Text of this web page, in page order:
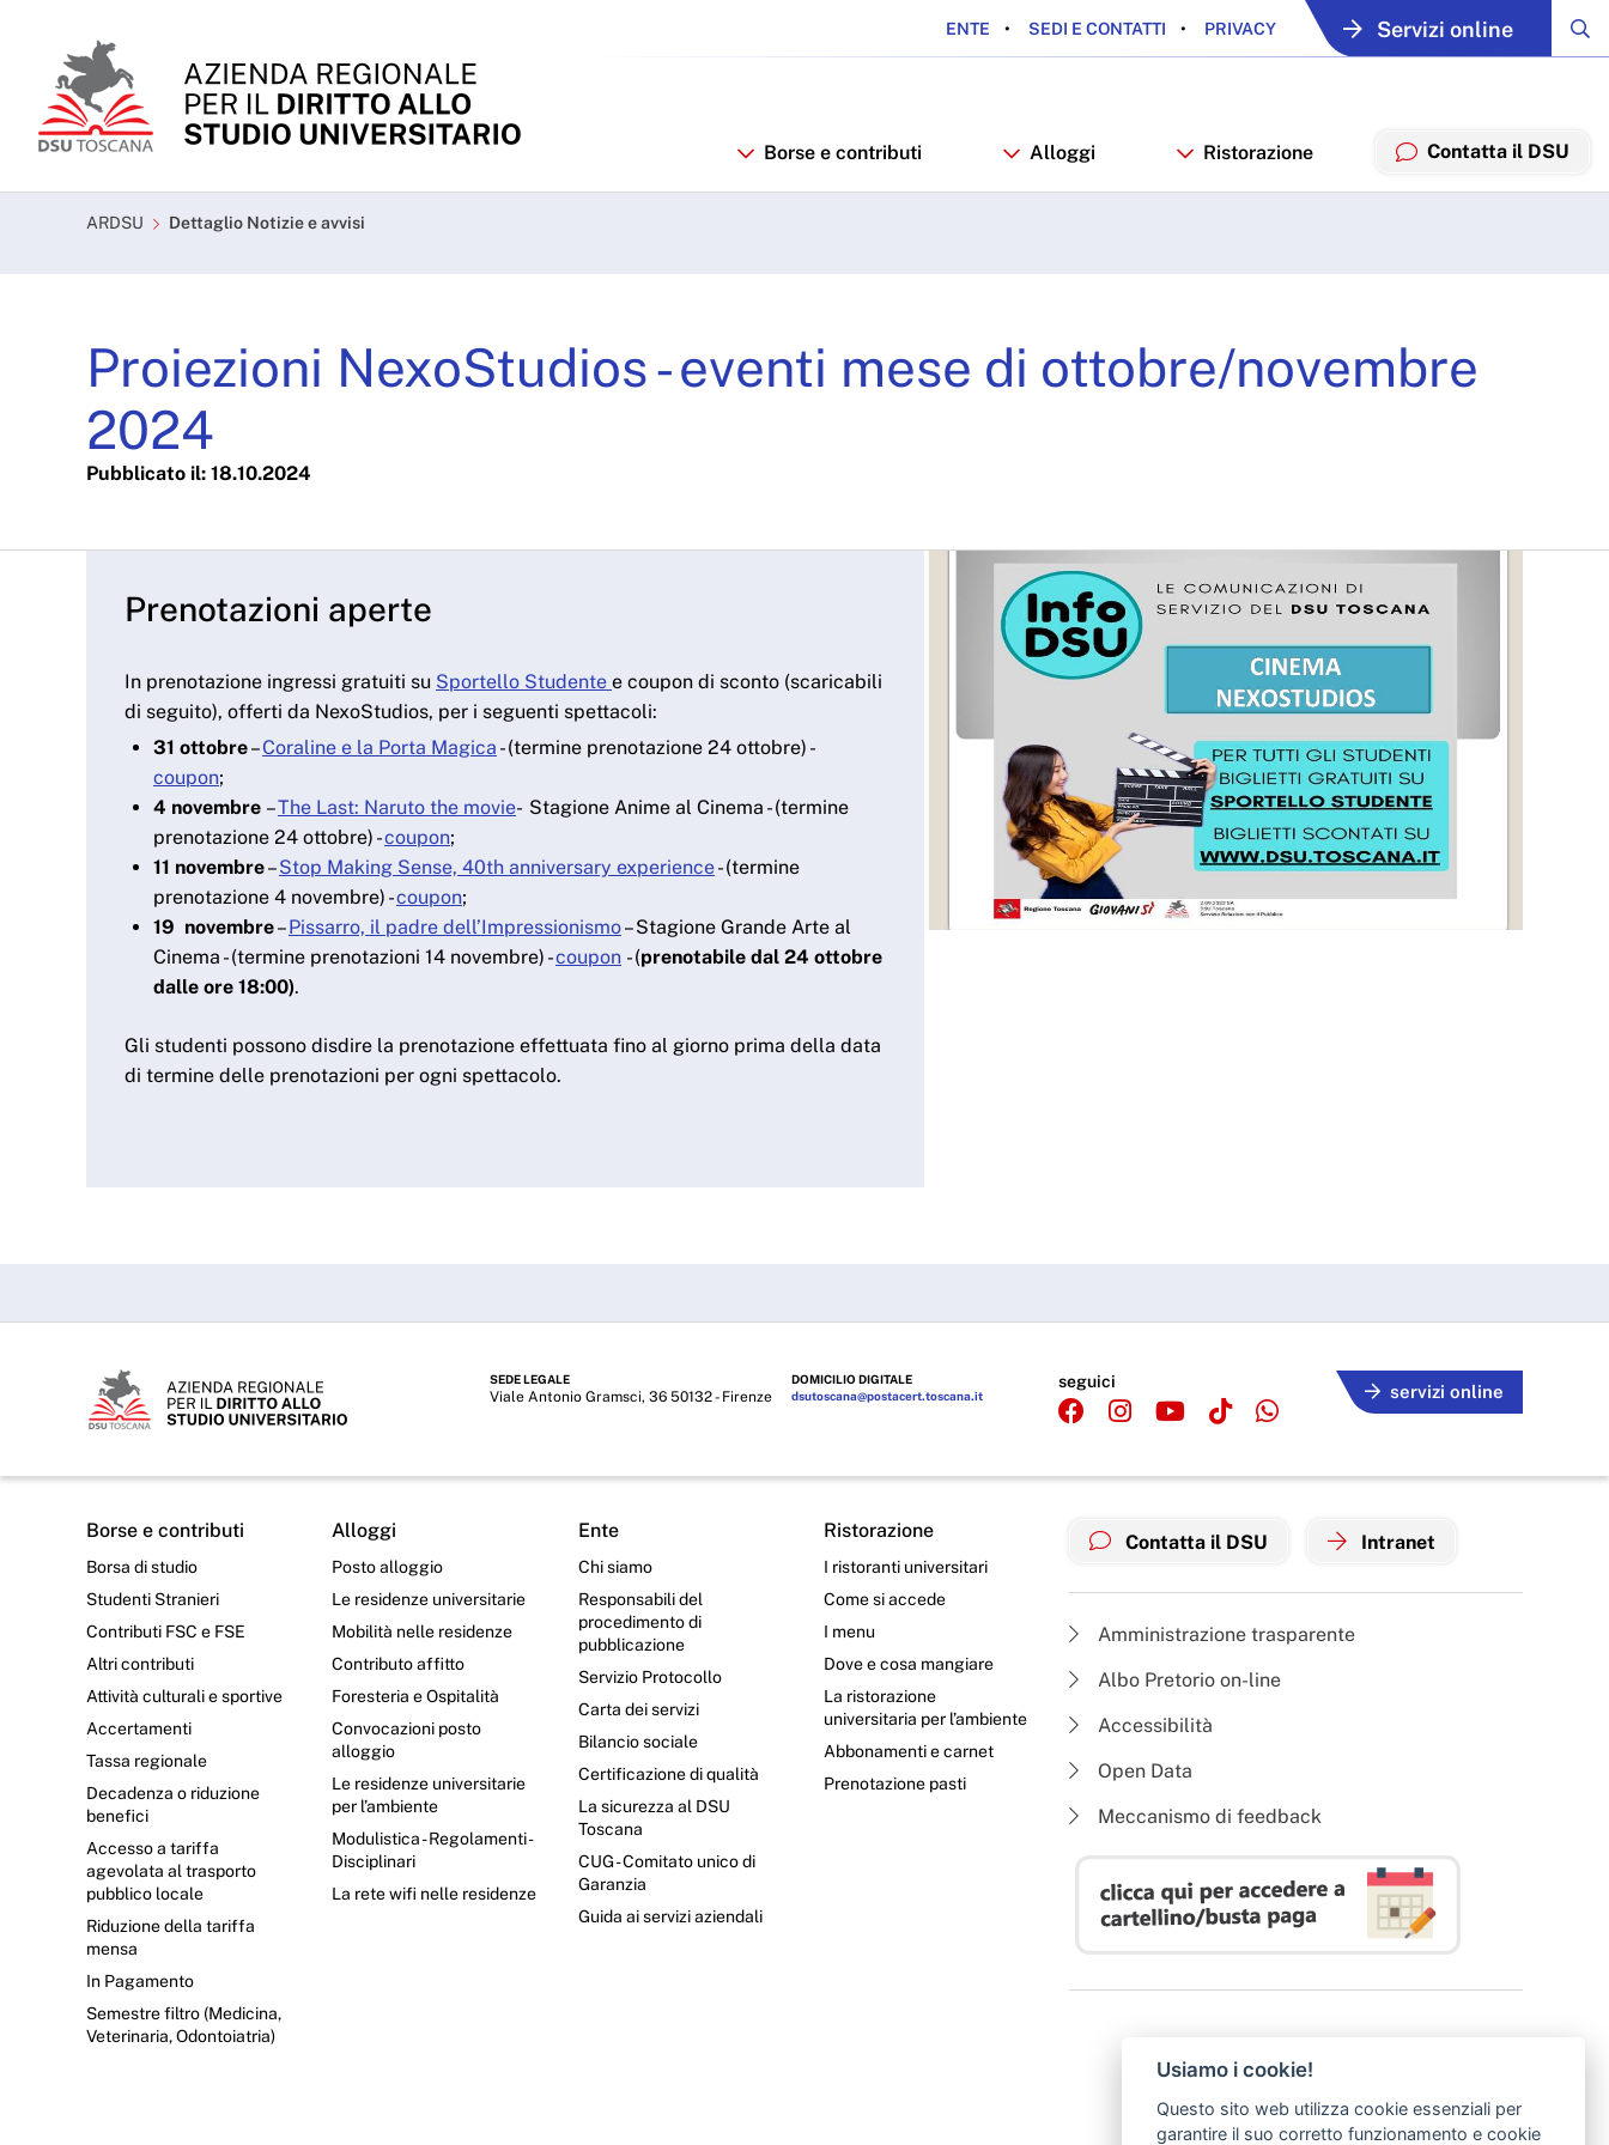
ENTE SEDI E CONTATTI PRIVACY Servizi online
Borse e contributi Alloggi Ristorazione Contatta il DSU
Proiezioni NexoStudios - eventi mese di ottobre/novembre 2024 - ARDSU
ARDSU Dettaglio Notizie e avvisi
Proiezioni NexoStudios - eventi mese di ottobre/novembre
2024
Pubblicato il: 18.10.2024
Prenotazioni aperte
In prenotazione ingressi gratuiti su Sportello Studente e coupon di sconto (scaricabili
di seguito), offerti da NexoStudios, per i seguenti spettacoli:
31 ottobre–Coraline e la Porta Magica - (termine prenotazione 24 ottobre) -
coupon;
4 novembre –The Last: Naruto the movie- Stagione Anime al Cinema - (termine
prenotazione 24 ottobre) -coupon;
11 novembre–Stop Making Sense, 40th anniversary experience- (termine
prenotazione 4 novembre) -coupon;
19 novembre–Pissarro, il padre dell’Impressionismo– Stagione Grande Arte al
Cinema - (termine prenotazioni 14 novembre) -coupon - (prenotabile dal 24 ottobre
dalle ore 18:00).
Gli studenti possono disdire la prenotazione effettuata fino al giorno prima della data
di termine delle prenotazioni per ogni spettacolo.
SEDE LEGALE
Viale Antonio Gramsci, 36 50132 - Firenze
DOMICILIO DIGITALE
dsutoscana@postacert.toscana.it
seguici
servizi online
Borse e contributi
Borsa di studio
Studenti Stranieri
Contributi FSC e FSE
Altri contributi
Attività culturali e sportive
Accertamenti
Tassa regionale
Decadenza o riduzione
benefici
Accesso a tariffa
agevolata al trasporto
pubblico locale
Riduzione della tariffa
mensa
In Pagamento
Semestre filtro (Medicina,
Veterinaria, Odontoiatria)
Alloggi
Posto alloggio
Le residenze universitarie
Mobilità nelle residenze
Contributo affitto
Foresteria e Ospitalità
Convocazioni posto
alloggio
Le residenze universitarie
per l’ambiente
Modulistica - Regolamenti -
Disciplinari
La rete wifi nelle residenze
Ente
Chi siamo
Responsabili del
procedimento di
pubblicazione
Servizio Protocollo
Carta dei servizi
Bilancio sociale
Certificazione di qualità
La sicurezza al DSU
Toscana
CUG - Comitato unico di
Garanzia
Guida ai servizi aziendali
Ristorazione
I ristoranti universitari
Come si accede
I menu
Dove e cosa mangiare
La ristorazione
universitaria per l’ambiente
Abbonamenti e carnet
Prenotazione pasti
Contatta il DSU Intranet
Amministrazione trasparente
Albo Pretorio on-line
Accessibilità
Open Data
Meccanismo di feedback
Usiamo i cookie!
Questo sito web utilizza cookie essenziali per
garantire il suo corretto funzionamento e cookie